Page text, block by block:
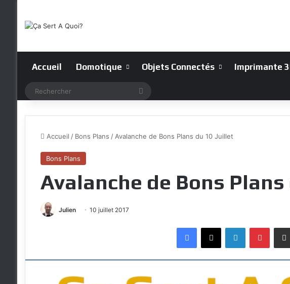
Accueil Domotique Objets Connectés Imprimante
Accueil / Bons Plans / Avalanche de Bons Plans du 10 Juillet
Bons Plans
Avalanche de Bons
Julien 10 juillet 2017
Facebook
X Linkedin